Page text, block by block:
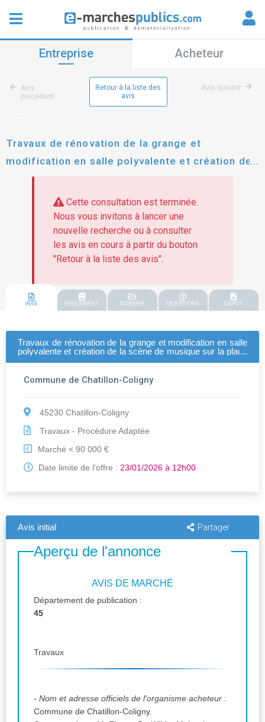
Entreprise Acheteur
Avis
précédent
Retour à la liste des
avis
Avis suivant
Travaux de rénovation de la grange et
modification en salle polyvalente et création de
la scène de musique sur la place le patis (lots
infructueux)Cette consultation est terminée.
Nous vous invitons à lancer une
nouvelle recherche ou à consulter
les avis en cours à partir du bouton
"Retour à la liste des avis".
AVIS REGLEMENT DOSSIER QUESTIONS DEPOT
Travaux de rénovation de la grange et modification en salle
polyvalente et création de la scène de musique sur la place
Commune de Chatillon-Coligny
45230 Chatillon-Coligny
Travaux - Procédure Adaptée
€
Marché < 90 000 €
Date limite de l'offre : 23/01/2026 à 12h00
Avis initial Partager
Aperçu de l'annonce
AVIS DE MARCHÉ
Département de publication :
45
Travaux
- Nom et adresse officiels de l'organisme acheteur :
Commune de Chatillon-Coligny.